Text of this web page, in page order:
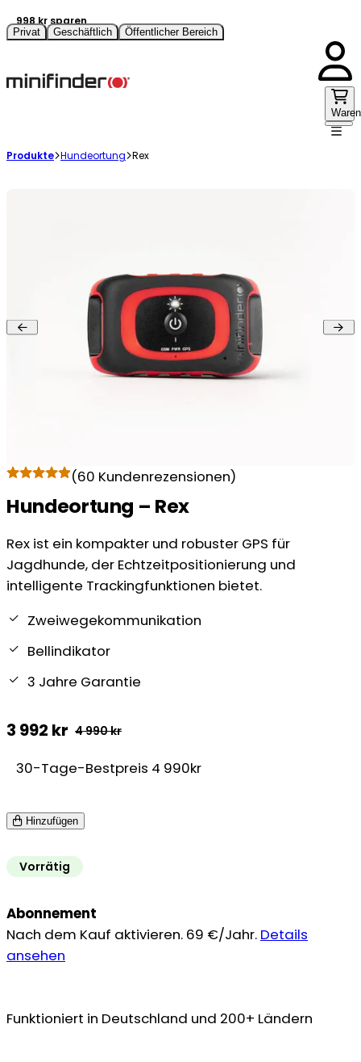
Privat Geschäftlich Öffentlicher Bereich
Produkte Hundeortung Rex
998 kr sparen
(60 Kundenrezensionen)
Hundeortung – Rex
Rex ist ein kompakter und robuster GPS für
Jagdhunde, der Echtzeitpositionierung und
intelligente Trackingfunktionen bietet.
Zweiwegekommunikation
Bellindikator
3 Jahre Garantie
4 990kr
Ursprünglicher
war:
4
3 992 kr
Aktueller
ist:
3
30-Tage-Bestpreis 4 990kr
Hinzufügen
Vorrätig
Abonnement
Nach dem Kauf aktivieren. 69 €/Jahr. Details
ansehen
Funktioniert in Deutschland und 200+ Ländern